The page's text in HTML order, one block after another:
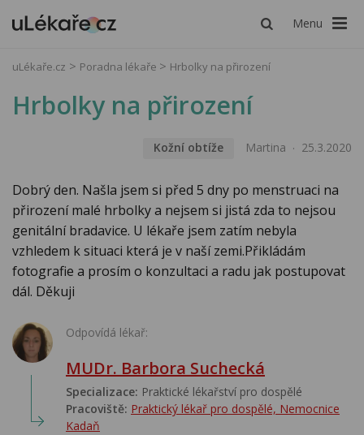
Menu
uLékaře.cz Poradna lékaře Hrbolky na přirození
Hrbolky na přirození
Kožní obtíže Martina 25.3.2020
Dobrý den. Našla jsem si před 5 dny po menstruaci na
přirození malé hrbolky a nejsem si jistá zda to nejsou
genitální bradavice. U lékaře jsem zatím nebyla
vzhledem k situaci která je v naší zemi.Přikládám
fotografie a prosím o konzultaci a radu jak postupovat
dál. Děkuji
Odpovídá lékař:
MUDr. Barbora Suchecká
Specializace: Praktické lékařství pro dospělé
Pracoviště: Praktický lékař pro dospělé, Nemocnice
Kadaň